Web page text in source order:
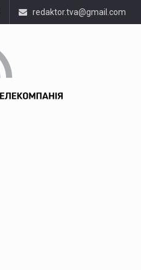
redaktor.tva@gmail.com